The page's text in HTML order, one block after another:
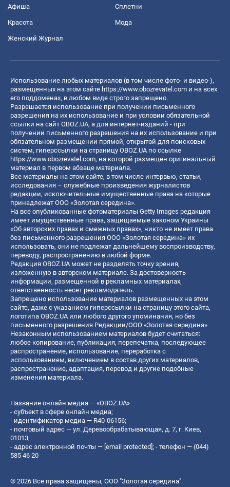
Афиша Сплетни
Красота Мода
Женский Журнал
Использование любых материалов (в том числе фото- и видео-),
размещенных на этом сайте https://www.obozrevatel.com и на всех
его поддоменах, в любом виде строго запрещено.
Разрешается использование при получении письменного
разрешения на их использование и при условии обязательной
ссылки на сайт OBOZ.UA, а для интернет-изданий - при
получении письменного разрешения на их использование и при
обязательном размещении прямой, открытой для поисковых
систем, гиперссылки на страницу OBOZ.UA по ссылке
https://www.obozrevatel.com, на которой размещен оригинальный
материал в первом абзаце материала.
Все материалы на этом сайте, в том числе интервью, статьи,
исследования – служебные произведения журналистов
редакции, исключительные имущественные права на которые
принадлежат ООО «Золотая середина».
На все опубликованные фотоматериалы Getty Images редакция
имеет имущественные права, защищаемые законом Украины
«Об авторских правах и смежных правах», никто не имеет права
без письменного разрешения ООО «Золотая середина» их
использовать, они не подлежат дальнейшему воспроизводству,
переводу, распространению в любой форме.
Редакция OBOZ.UA может не разделять точку зрения,
изложенную в авторском материале. За достоверность
информации, размещенной в рекламных материалах,
ответственность несет рекламодатель.
Запрещено использование материалов размещенных на этом
сайте, даже с указанием гиперссылки на страницу этого сайта,
логотипа OBOZ.UA или любого другого упоминания, но без
письменного разрешения Редакции/ООО «Золотая середина»
Незаконным использованием материалов будет считаться:
любое копирование, публикация, перепечатка, последующее
распространение, использование, переработка с
использованием, включением в состав других материалов,
распространение, адаптация, перевод и другие подобные
изменения материала.
Название онлайн медиа — «OBOZ.UA»
- субъект в сфере онлайн медиа;
- идентификатор медиа — R40-06156;
- почтовый адрес — ул. Деревообрабатывающая, д. 7, г. Киев,
01013;
- адрес электронной почты — [email protected]; - телефон — (044)
585 46 20
© 2026 Все права защищены, ООО "Золотая середина".